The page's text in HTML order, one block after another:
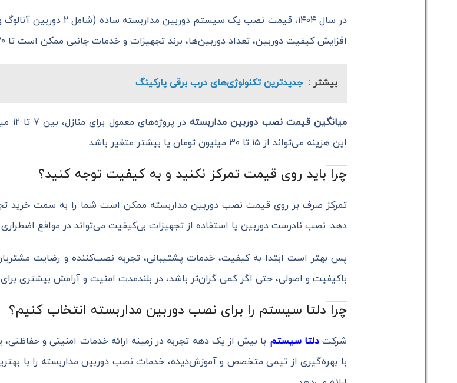
افزایش کیفیت دوربین، تعداد دوربین‌ها، برند تجهیزات و خدمات جانبی ممکن است تا ۲۰ میلیون تومان یا بیشتر نیز برسد.
بیشتر : جدیدترین تکنولوژی‌های درب برقی پارکینگ
میانگین قیمت نصب دوربین مداربسته
در
این هزینه می‌تواند از ۱۵ تا ۳۰ میلیون تومان یا بیشتر متغیر باشد.
چرا باید روی قیمت تمرکز نکنید و به کیفیت توجه کنید؟
تمرکز صرف بر روی قیمت نصب دوربین مداربسته ممکن است شما را به سمت خرید
دهد. نصب نادرست دوربین یا استفاده از تجهیزات بی‌کیفیت می‌تواند در مواقع
پس بهتر است ابتدا به کیفیت، خدمات پشتیبانی، تجربه نصب‌کننده و رضایت
باکیفیت و اصولی، حتی اگر کمی گران‌تر باشد، در بلندمدت امنیت و آرامش بیشتری
چرا دلتا سیستم را برای نصب دوربین مداربسته انتخاب کنیم؟
شرکتدلتا سیستم با بیش از یک دهه تجربه در زمینه ارائه خدمات امنیتی و
با بهره‌گیری از تیمی متخصص و آموزش‌دیده، خدمات نصب دوربین مداربسته را با